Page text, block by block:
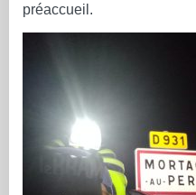
préaccueil.